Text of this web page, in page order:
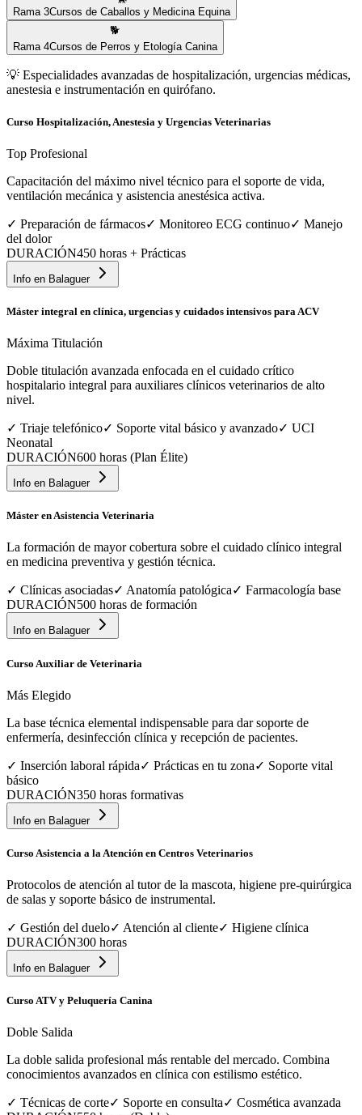
Rama 3Cursos de Caballos y Medicina Equina
🐕
Rama 4Cursos de Perros y Etología Canina
💡 Especialidades avanzadas de hospitalización, urgencias médicas,
anestesia e instrumentación en quirófano.
Curso Hospitalización, Anestesia y Urgencias Veterinarias
Top Profesional
Capacitación del máximo nivel técnico para el soporte de vida,
ventilación mecánica y asistencia anestésica activa.
✓ Preparación de fármacos✓ Monitoreo ECG continuo✓ Manejo
del dolor
DURACIÓN450 horas + Prácticas
Info en Balaguer
Máster integral en clínica, urgencias y cuidados intensivos para ACV
Máxima Titulación
Doble titulación avanzada enfocada en el cuidado crítico
hospitalario integral para auxiliares clínicos veterinarios de alto
nivel.
✓ Triaje telefónico✓ Soporte vital básico y avanzado✓ UCI
Neonatal
DURACIÓN600 horas (Plan Élite)
Info en Balaguer
Máster en Asistencia Veterinaria
La formación de mayor cobertura sobre el cuidado clínico integral
en medicina preventiva y gestión técnica.
✓ Clínicas asociadas✓ Anatomía patológica✓ Farmacología base
DURACIÓN500 horas de formación
Info en Balaguer
Curso Auxiliar de Veterinaria
Más Elegido
La base técnica elemental indispensable para dar soporte de
enfermería, desinfección clínica y recepción de pacientes.
✓ Inserción laboral rápida✓ Prácticas en tu zona✓ Soporte vital
básico
DURACIÓN350 horas formativas
Info en Balaguer
Curso Asistencia a la Atención en Centros Veterinarios
Protocolos de atención al tutor de la mascota, higiene pre-quirúrgica
de salas y soporte básico de instrumental.
✓ Gestión del duelo✓ Atención al cliente✓ Higiene clínica
DURACIÓN300 horas
Info en Balaguer
Curso ATV y Peluquería Canina
Doble Salida
La doble salida profesional más rentable del mercado. Combina
conocimientos avanzados en clínica con estilismo estético.
✓ Técnicas de corte✓ Soporte en consulta✓ Cosmética avanzada